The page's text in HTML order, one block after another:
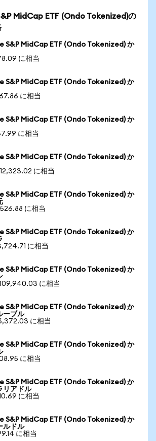
MidCap ETF (Ondo Tokenized)の
S&P MidCap ETF (Ondo Tokenized) か
に相当
S&P MidCap ETF (Ondo Tokenized) か
に相当
S&P MidCap ETF (Ondo Tokenized) か
に相当
S&P MidCap ETF (Ondo Tokenized) か
に相当
S&P MidCap ETF (Ondo Tokenized) か
に相当
S&P MidCap ETF (Ondo Tokenized) か
に相当
S&P MidCap ETF (Ondo Tokenized) か
に相当
S&P MidCap ETF (Ondo Tokenized) か
ーブル
に相当
S&P MidCap ETF (Ondo Tokenized) か
に相当
S&P MidCap ETF (Ondo Tokenized) か
リアドル
に相当
S&P MidCap ETF (Ondo Tokenized) か
ルドル
に相当